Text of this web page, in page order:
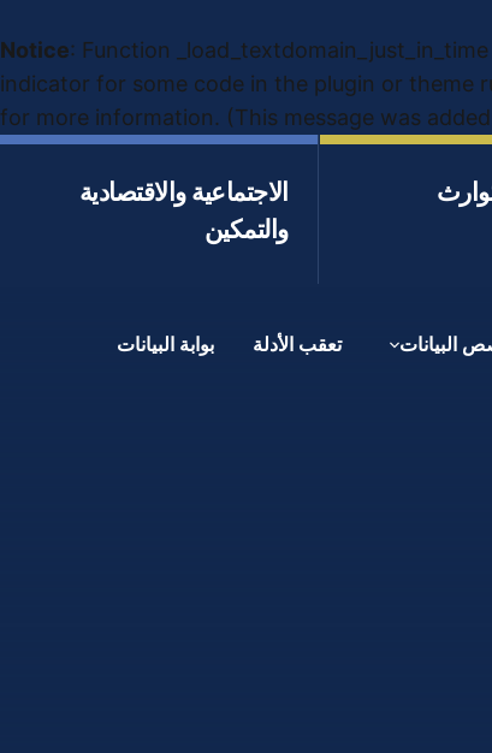
Notice: Function
indicator for some code in the plugin or theme
for more information. (This message was
الاجتماعية والاقتصادية
والتمكين
البيانات
الفرعية 4
تعقب الأدلة بوابة البيانات